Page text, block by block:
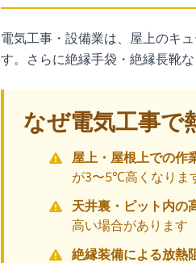
電気工事・設備業は、屋上のキ
す。さらに絶縁手袋・絶縁長靴
なぜ電気工事で
屋上・屋根上での作
が3〜5℃高くなりま
天井裏・ピット内の
高い場合があります
絶縁装備による放熱